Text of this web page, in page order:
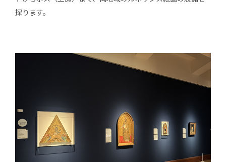
探ります。